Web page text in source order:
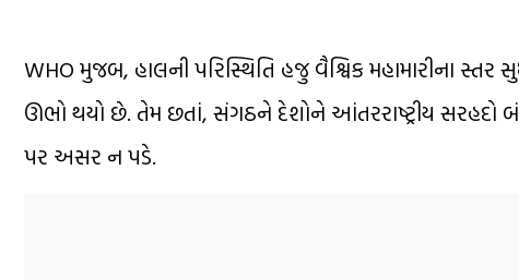
WHO મુજબ, હાલની પરિસ્થિતિ હજુ વૈશ્વિક મહામારીના
ઊભો થયો છે. તેમ છતાં, સંગઠને દેશોને આંતરરાષ્ટ્રીય
પર અસર ન પડે.